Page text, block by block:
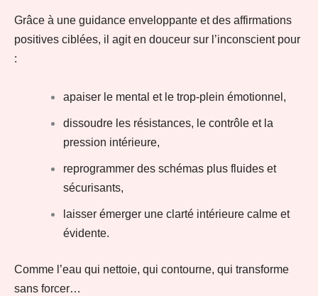
Grâce à une guidance enveloppante et des affirmations
positives ciblées, il agit en douceur sur l’inconscient pour
:
apaiser le mental et le trop-plein émotionnel,
dissoudre les résistances, le contrôle et la
pression intérieure,
reprogrammer des schémas plus fluides et
sécurisants,
laisser émerger une clarté intérieure calme et
évidente.
Comme l’eau qui nettoie, qui contourne, qui transforme
sans forcer…